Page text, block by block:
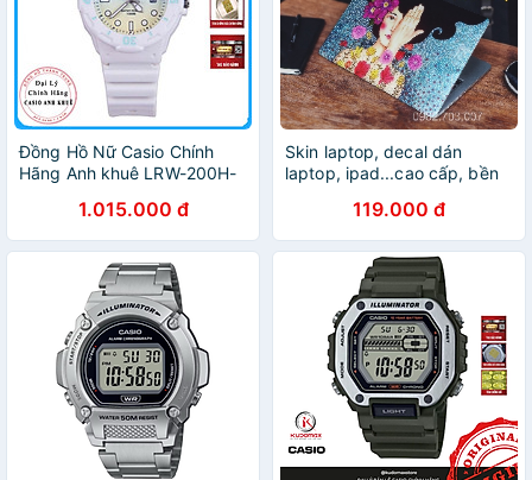
Đồng Hồ Nữ Casio Chính
Hãng Anh khuê LRW-200H-
Hiệu Nhật Bản1.015.000 đ
Skin laptop, decal dán
laptop, ipad...cao cấp, bền
DAO TRỔ - MẪU DÀNH CHO
NỮ
119.000 đ